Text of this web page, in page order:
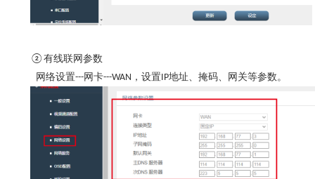
② 有线联网参数
网络设置---网卡---WAN ，设置 IP地址、掩码、网关等参数。